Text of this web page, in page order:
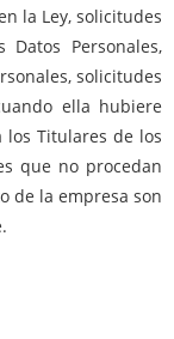
la Ley, solicitudes
Personales,
solicitudes
ella hubiere
los Titulares de los
que no procedan
de la empresa son